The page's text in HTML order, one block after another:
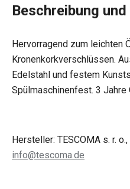
Beschreibung
Hervorragend zum leichten
Kronenkorkverschlüssen.
Edelstahl und festem
Spülmaschinenfest. 3 Jahre
Hersteller: TESCOMA s. r.
info@tescoma.de